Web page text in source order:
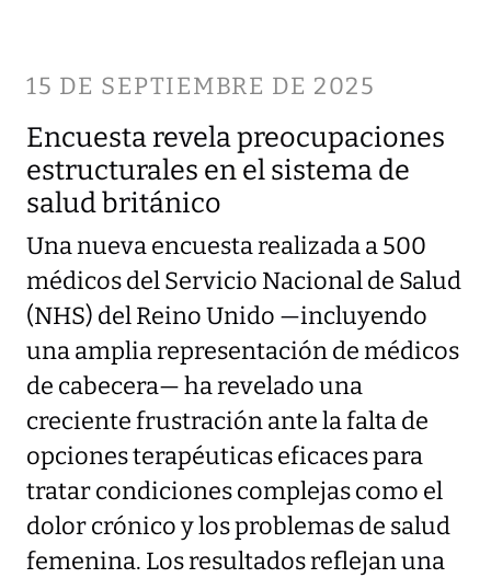
15 DE SEPTIEMBRE DE 2025
Encuesta revela preocupaciones
estructurales en el sistema de
salud británico
Una nueva encuesta realizada a 500
médicos del Servicio Nacional de Salud
(NHS) del Reino Unido —incluyendo
una amplia representación de médicos
de cabecera— ha revelado una
creciente frustración ante la falta de
opciones terapéuticas eficaces para
tratar condiciones complejas como el
dolor crónico y los problemas de salud
femenina. Los resultados reflejan una